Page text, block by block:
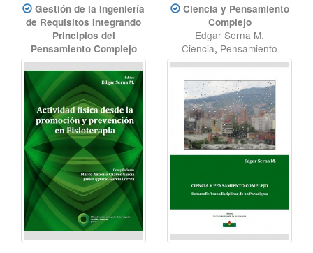
Gestión de la Ingeniería
de Requisitos Integrando
Principios del
Pensamiento Complejo
Edgar Serna M.
Ingeniería del Software,
Ingeniería de Requisitos
Ciencia y Pensamiento
Complejo
Edgar Serna M.
Ciencia, Pensamiento
Complejo,Transdisciplina